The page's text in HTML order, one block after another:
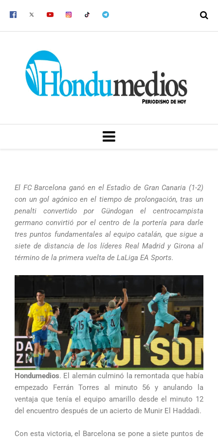
MENU
El FC Barcelona ganó en el Estadio de Gran Canaria (1-2)
con un gol agónico en el tiempo de prolongación, tras un
penalti convertido por Gündogan el centrocampista
germano convirtió por el centro de la portería para darle
tres puntos fundamentales al equipo catalán, que sigue a
siete de distancia de los líderes Real Madrid y Girona al
término de la primera vuelta de LaLiga EA Sports.
Hondumedios. El alemán culminó la remontada que había
empezado Ferrán Torres al minuto 56 y anulando la
ventaja que tenía el equipo amarillo desde el minuto 12
del encuentro después de un acierto de Munir El Haddadi.
Con esta victoria, el Barcelona se pone a siete puntos de